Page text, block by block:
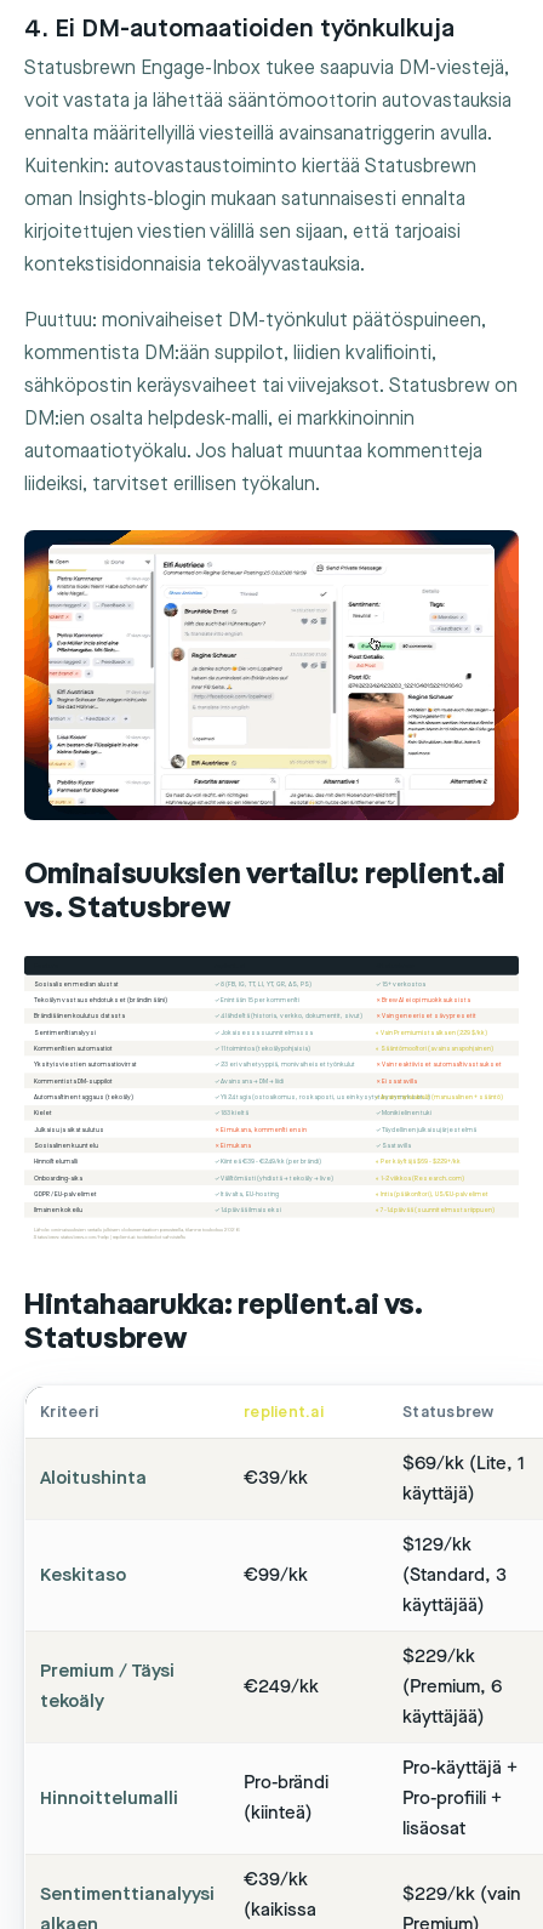
4. Ei DM-automaatioiden työnkulkuja
Statusbrewn Engage-Inbox tukee saapuvia DM-viestejä,
voit vastata ja lähettää sääntömoottorin autovastauksia
ennalta määritellyillä viesteillä avainsanatriggerin avulla.
Kuitenkin: autovastaustoiminto kiertää Statusbrewn
oman Insights-blogin mukaan satunnaisesti ennalta
kirjoitettujen viestien välillä sen sijaan, että tarjoaisi
kontekstisidonnaisia tekoälyvastauksia.
Puuttuu: monivaiheiset DM-työnkulut päätöspuineen,
kommentista DM:ään suppilot, liidien kvalifiointi,
sähköpostin keräysvaiheet tai viivejaksot. Statusbrew on
DM:ien osalta helpdesk-malli, ei markkinoinnin
automaatiotyökalu. Jos haluat muuntaa kommentteja
liideiksi, tarvitset erillisen työkalun.
Ominaisuuksien vertailu: replient.ai
vs. Statusbrew
Sosiaalisen median alustat ✓ 8 (FB, IG, TT, LI, YT, GR, AS, PS) ✓ 15+ verkostoa
Tekoälyn vastausehdotukset (brändin ääni) ✓ Enintään 15 per kommentti
✗ Brew AI ei opi muokkauksista
Brändiäänen koulutus datasta
✓ 4 lähdettä (historia, verkko, dokumentit, sivut)
✗ Vain geneeriset sävypresetit
Sentimenttianalyysi
✓ Jokaisessa suunnitelmassa ◐ Vain Premiumista alkaen (229 $/kk)
Kommenttien automaatiot ✓ 11 toimintoa (tekoälypohjaisia)
◐ Sääntömoottori (avainsanapohjainen)
Yksityisviestien automaatiovirrat
✓ 23 eri vaihetyyppiä, monivaiheiset työnkulut ✗ Vain reaktiiviset automaattivastaukset
Kommentista DM-suppilot ✓ Avainsana → DM → liidi
✗ Ei saatavilla
Automaattinen taggaus (tekoäly)
✓ Yli 24 tagia (ostoaikomus, roskaposti, usein kysytyt kysymykset…)◐ Avainsanalabelit (manuaalinen + sääntö)
Kielet
✓ 183 kieltä
✓ Monikielinen tuki
Julkaisu ja aikataulutus
✗ Ei mukana, kommentti ensin ✓ Täydellinen julkaisujärjestelmä
Sosiaalinen kuuntelu ✗ Ei mukana
✓ Saatavilla
Hinnoittelumalli
✓ Kiinteä €39 - €249/kk (per brändi) ◐ Per käyttäjä $69 - $229+/kk
Onboarding-aika ✓ Välittömästi (yhdistä → tekoäly → live)
◐ 1-2 viikkoa (Research.com)
GDPR / EU-palvelimet
✓ Itävalta, EU-hosting
◐ Intia (pääkonttori), US/EU-palvelimet
Ilmainen kokeilu
✓ 14 päivää ilmaiseksi ◐ 7-14 päivää (suunnitelmasta riippuen)
Lähde: ominaisuuksien vertailu julkisen dokumentaation perusteella, tilanne toukokuu 2026
Statusbrew: statusbrew.com/help | replient.ai: tuotetiedot vahvistettu
Hintahaarukka: replient.ai vs.
Statusbrew
Kriteeri replient.ai Statusbrew
Aloitushinta €39/kk
$69/kk (Lite, 1
käyttäjä)
Keskitaso €99/kk
$129/kk
(Standard, 3
käyttäjää)
Premium / Täysi
tekoäly
€249/kk
$229/kk
(Premium, 6
käyttäjää)
Hinnoittelumalli
Pro-brändi
(kiinteä)
Pro-käyttäjä +
Pro-profiili +
lisäosat
Sentimenttianalyysi
€39/kk
(kaikissa
$229/kk (vain